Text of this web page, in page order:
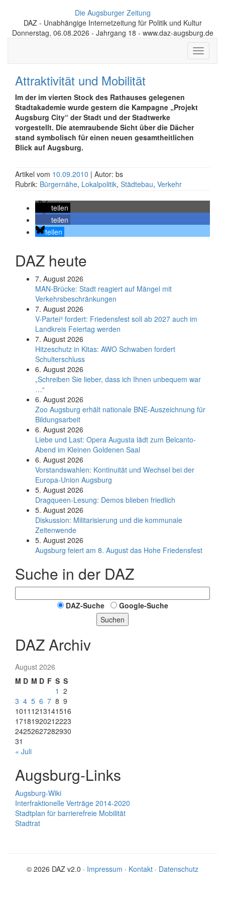
Die Augsburger Zeitung
DAZ - Unabhängige Internetzeitung für Politik und Kultur
Donnerstag, 06.08.2026 - Jahrgang 18 - www.daz-augsburg.de
Toggle
Attraktivität und Mobilität
Im der im vierten Stock des Rathauses gelegenen
Stadtakademie wurde gestern die Kampagne „Projekt
Augsburg City“ der Stadt und der Stadtwerke
vorgestellt. Die atemraubende Sicht über die Dächer
stand symbolisch für einen neuen gesamtheitlichen
Blick auf Augsburg.
Artikel vom 10.09.2010 | Autor: bs
Rubrik: Bürgernähe, Lokalpolitik, Städtebau, Verkehr
teilen
teilen
teilen
DAZ heute
7. August 2026
MAN-Brücke: Stadt reagiert auf Mängel mit
Verkehrsbeschränkungen
7. August 2026
V-Partei­³ fordert: Friedens­fest soll ab 2027 auch im
Land­kreis Feier­tag werden
7. August 2026
Hitzeschutz in Kitas: AWO Schwaben fordert
Schulterschluss
6. August 2026
„Schreiben Sie lieber, dass ich Ihnen unbequem war
…“
6. August 2026
Zoo Augsburg erhält nationale BNE-Auszeichnung für
Bildungsarbeit
6. August 2026
Liebe und Last: Opera Augusta lädt zum Belcanto-
Abend im Kleinen Goldenen Saal
6. August 2026
Vorstandswahlen: Kontinuität und Wechsel bei der
Europa-Union Augsburg
5. August 2026
Dragqueen-Lesung: Demos blieben friedlich
5. August 2026
Diskussion: Mi­li­ta­ri­sie­rung und die kommunale
Zeitenwende
5. August 2026
Augsburg feiert am 8. August das Hohe Friedensfest
Suche in der DAZ
DAZ-Suche
Google-Suche
Suchen
DAZ Archiv
August 2026
M D M D F S S
1 2
3 4 5 6 7 8 9
1011 1213141516
17181920212223
24252627282930
31
« Juli
Augsburg-Links
Augsburg-Wiki
Interfraktionelle Verträge 2014-2020
Stadtplan für barrierefreie Mobilität
Stadtrat
© 2026 DAZ v2.0 · Impressum · Kontakt · Datenschutz